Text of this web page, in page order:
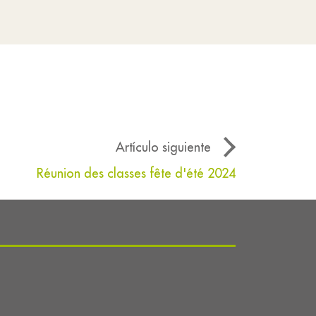
Artículo siguiente
Réunion des classes fête d'été 2024